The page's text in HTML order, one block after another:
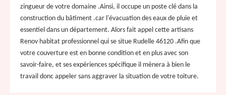
zingueur de votre domaine .Ainsi, il occupe un poste clé dans la
construction du bâtiment .car l'évacuation des eaux de pluie et
essentiel dans un département. Alors fait appel cette artisans
Renov habitat professionnel qui se situe Rudelle 46120 .Afin que
votre couverture est en bonne condition et en plus avec son
savoir-faire, et ses expériences spécifique il mènera à bien le
travail donc appeler sans aggraver la situation de votre toiture.